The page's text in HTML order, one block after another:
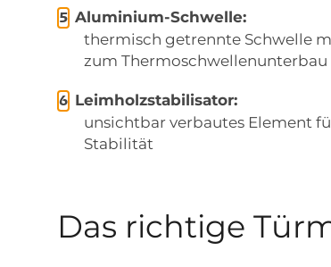
Aluminium-Schwelle:
thermisch getrennte Schwelle
zum Thermoschwellenunterbau
Leimholzstabilisator:
unsichtbar verbautes Element
Stabilität
Das richtige